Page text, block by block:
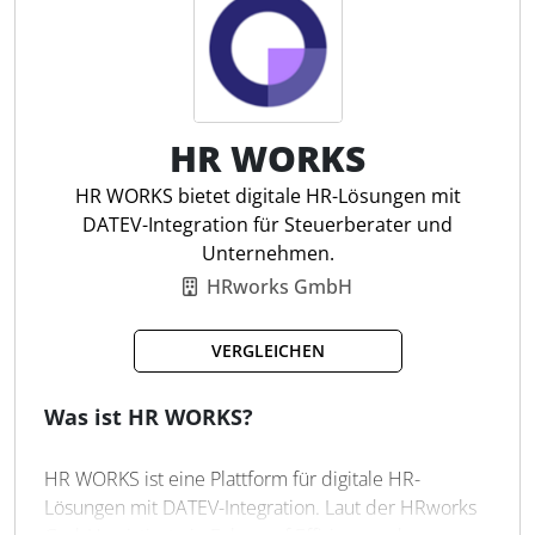
Schulungsmanagement
HR WORKS
HR WORKS bietet digitale HR-Lösungen mit
DATEV-Integration für Steuerberater und
Unternehmen.
HRworks GmbH
VERGLEICHEN
Was ist HR WORKS?
HR WORKS ist eine Plattform für digitale HR-
Lösungen mit DATEV-Integration. Laut der HRworks